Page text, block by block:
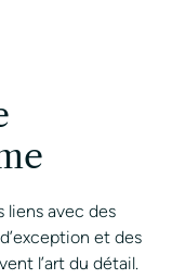
liens avec des
et des
l’art du détail.